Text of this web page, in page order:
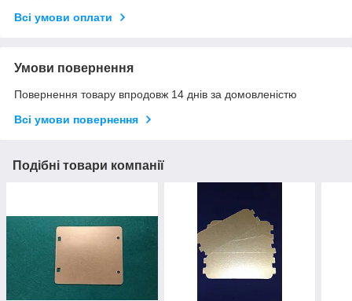
Всі умови оплати
Умови повернення
Повернення товару впродовж 14 днів за домовленістю
Всі умови повернення
Подібні товари компанії